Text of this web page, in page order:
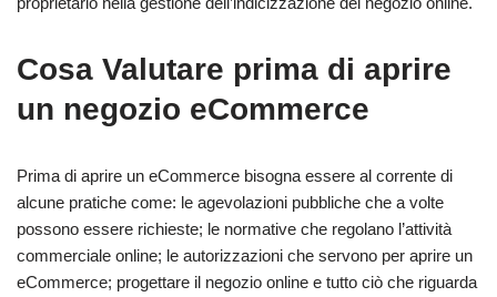
Cosa Valutare prima di aprire
un negozio eCommerce
Prima di aprire un eCommerce bisogna essere al corrente di
alcune pratiche come: le agevolazioni pubbliche che a volte
possono essere richieste; le normative che regolano l’attività
commerciale online; le autorizzazioni che servono per aprire un
eCommerce; progettare il negozio online e tutto ciò che riguarda